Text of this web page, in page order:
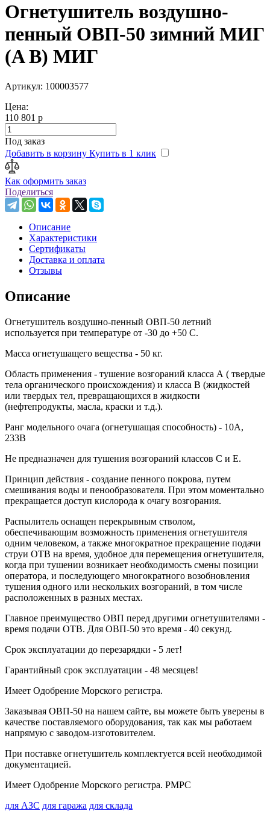
Огнетушитель воздушно-
пенный ОВП-50 зимний МИГ
(A B) МИГ
Артикул: 100003577
Цена:
110 801 р
Под заказ
Добавить в корзину Купить в 1 клик
Как оформить заказ
Поделиться
Описание
Характеристики
Сертификаты
Доставка и оплата
Отзывы
Описание
Огнетушитель воздушно-пенный ОВП-50 летний
используется при температуре от -30 до +50 С.
Масса огнетушащего вещества - 50 кг.
Область применения - тушение возгораний класса А ( твердые
тела органического происхождения) и класса В (жидкостей
или твердых тел, превращающихся в жидкости
(нефтепродукты, масла, краски и т.д.).
Ранг модельного очага (огнетушащая способность) - 10А,
233В
Не предназначен для тушения возгораний классов С и Е.
Принцип действия - создание пенного покрова, путем
смешивания воды и пенообразователя. При этом моментально
прекращается доступ кислорода к очагу возгорания.
Распылитель оснащен перекрывным стволом,
обеспечивающим возможность применения огнетушителя
одним человеком, а также многократное прекращение подачи
струи ОТВ на время, удобное для перемещения огнетушителя,
когда при тушении возникает необходимость смены позиции
оператора, и последующего многократного возобновления
тушения одного или нескольких возгораний, в том числе
расположенных в разных местах.
Главное преимущество ОВП перед другими огнетушителями -
время подачи ОТВ. Для ОВП-50 это время - 40 секунд.
Срок эксплуатации до перезарядки - 5 лет!
Гарантийный срок эксплуатации - 48 месяцев!
Имеет Одобрение Морского регистра.
Заказывая ОВП-50 на нашем сайте, вы можете быть уверены в
качестве поставляемого оборудования, так как мы работаем
напрямую с заводом-изготовителем.
При поставке огнетушитель комплектуется всей необходимой
документацией.
Имеет Одобрение Морского регистра. РМРС
для АЗС для гаража для склада